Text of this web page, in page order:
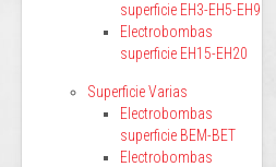
superficie EH3-EH5-EH9
Electrobombas
superficie EH15-EH20
Superficie Varias
Electrobombas
superficie BEM-BET
Electrobombas